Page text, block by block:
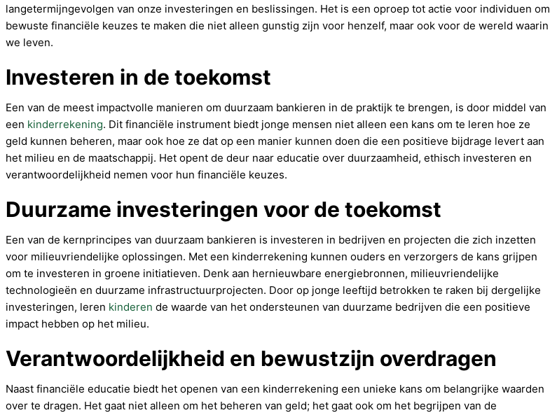
langetermijngevolgen van onze investeringen en beslissingen. Het is een oproep tot actie voor individuen om
bewuste financiële keuzes te maken die niet alleen gunstig zijn voor henzelf, maar ook voor de wereld waarin
we leven.
Investeren in de toekomst
Een van de meest impactvolle manieren om duurzaam bankieren in de praktijk te brengen, is door middel van
een kinderrekening. Dit financiële instrument biedt jonge mensen niet alleen een kans om te leren hoe ze
geld kunnen beheren, maar ook hoe ze dat op een manier kunnen doen die een positieve bijdrage levert aan
het milieu en de maatschappij. Het opent de deur naar educatie over duurzaamheid, ethisch investeren en
verantwoordelijkheid nemen voor hun financiële keuzes.
Duurzame investeringen voor de toekomst
Een van de kernprincipes van duurzaam bankieren is investeren in bedrijven en projecten die zich inzetten
voor milieuvriendelijke oplossingen. Met een kinderrekening kunnen ouders en verzorgers de kans grijpen
om te investeren in groene initiatieven. Denk aan hernieuwbare energiebronnen, milieuvriendelijke
technologieën en duurzame infrastructuurprojecten. Door op jonge leeftijd betrokken te raken bij dergelijke
investeringen, leren kinderen de waarde van het ondersteunen van duurzame bedrijven die een positieve
impact hebben op het milieu.
Verantwoordelijkheid en bewustzijn overdragen
Naast financiële educatie biedt het openen van een kinderrekening een unieke kans om belangrijke waarden
over te dragen. Het gaat niet alleen om het beheren van geld; het gaat ook om het begrijpen van de